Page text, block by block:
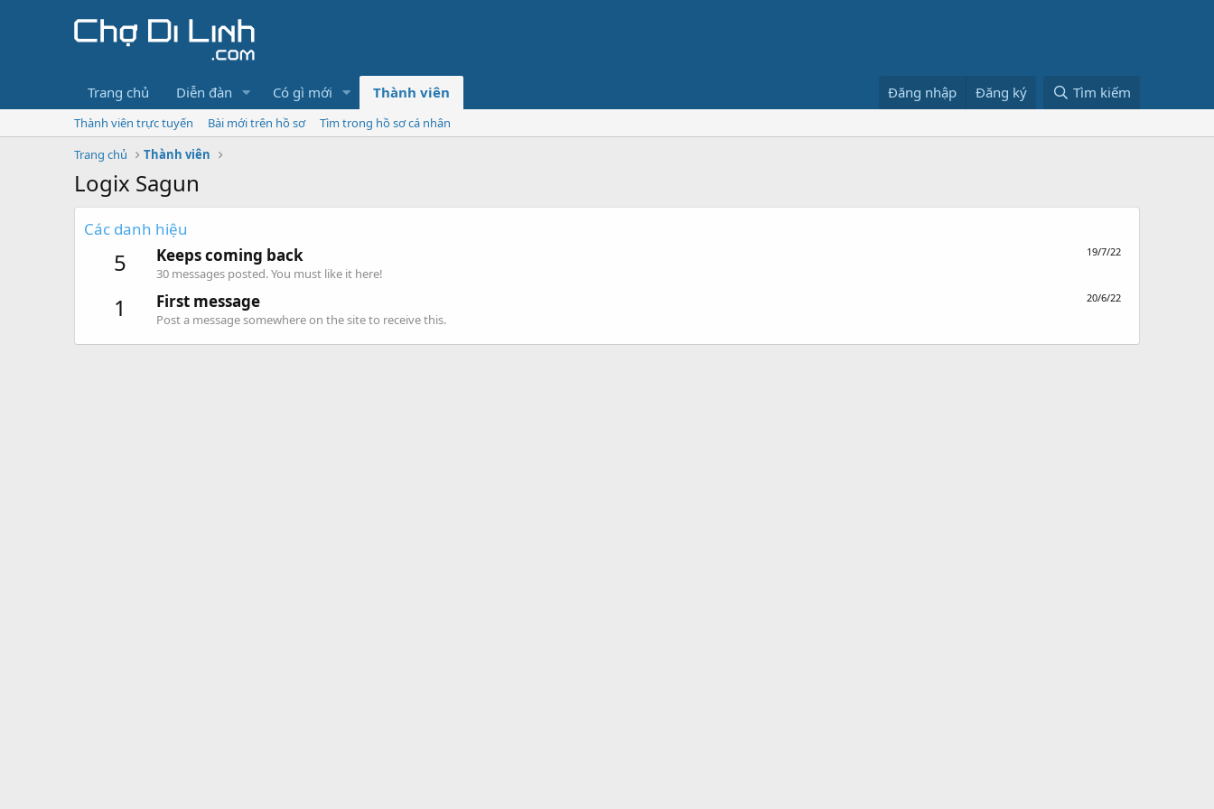
Trang chủ Diễn đàn Có gì mới Thành viên Đăng nhập Đăng ký Tìm kiếm
Thành viên trực tuyến Bài mới trên hồ sơ
Tìm trong hồ sơ cá nhân
Trang chủ
Thành viên
Logix Sagun
Các danh hiệu
5 19/7/22
Keeps coming back
30 messages posted. You must like it here!
1 20/6/22
First message
Post a message somewhere on the site to receive this.